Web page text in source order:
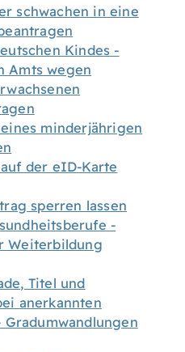
schwachen in eine
Kindes -
Amts wegen
minderjährigen
der eID-Karte
sperren lassen
-
Weiterbildung
Titel und
anerkannten
Gradumwandlungen